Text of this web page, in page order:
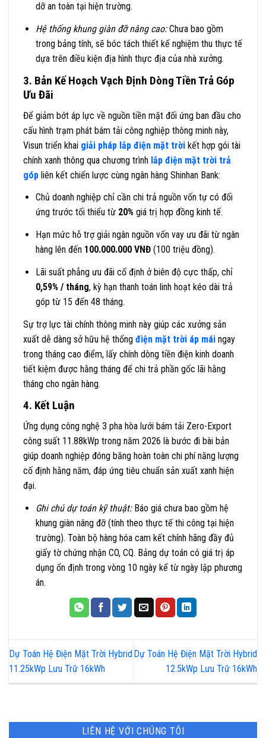
dỡ an toàn tại hiện trường.
Hệ thống khung giàn đỡ nâng cao:Chưa bao gồm
trong bảng tính, sẽ bóc tách thiết kế nghiệm thu thực tế
dựa trên điều kiện địa hình thực địa của nhà xưởng.
3. Bản Kế Hoạch Vạch Định Dòng Tiền Trả Góp
Ưu Đãi
Để giảm bớt áp lực về nguồn tiền mặt đối ứng ban đầu cho
cấu hình trạm phát bám tải công nghiệp thông minh này,
Visun triển khai giải pháp lắp điện mặt trời kết hợp gói tài
chính xanh thông qua chương trình lắp điện mặt trời trả
góp liên kết chiến lược cùng ngân hàng Shinhan Bank:
Chủ doanh nghiệp chỉ cần chi trả nguồn vốn tự có đối
ứng trước tối thiểu từ 20% giá trị hợp đồng kinh tế.
Hạn mức hỗ trợ giải ngân nguồn vốn vay ưu đãi từ ngân
hàng lên đến 100.000.000 VNĐ(100 triệu đồng).
Lãi suất phẳng ưu đãi cố định ở biên độ cực thấp, chỉ
0,59% / tháng, kỳ hạn thanh toán linh hoạt kéo dài trả
góp từ 15 đến 48 tháng.
Sự trợ lực tài chính thông minh này giúp các xưởng sản
xuất dễ dàng sở hữu hệ thống điện mặt trời áp mái ngay
trong tháng cao điểm, lấy chính dòng tiền điện kinh doanh
tiết kiệm được hằng tháng để chi trả phần gốc lãi hằng
tháng cho ngân hàng.
4. Kết Luận
Ứng dụng công nghệ 3 pha hòa lưới bám tải Zero-Export
công suất 11.88kWp trong năm 2026 là bước đi bài bản
giúp doanh nghiệp đóng băng hoàn toàn chi phí năng lượng
cố định hằng năm, đáp ứng tiêu chuẩn sản xuất xanh hiện
đại.
Ghi chú dự toán kỹ thuật:Báo giá chưa bao gồm hệ
khung giàn nâng đỡ (tính theo thực tế thi công tại hiện
trường). Toàn bộ hàng hóa cam kết chính hãng đầy đủ
giấy tờ chứng nhận CO, CQ. Bảng dự toán có giá trị áp
dụng ổn định trong vòng 10 ngày kể từ ngày lập phương
án.
Dự Toán Hệ Điện Mặt Trời Hybrid
11.25kWp Lưu Trữ 16kWh
Dự Toán Hệ Điện Mặt Trời Hybrid
12.5kWp Lưu Trữ 16kWh
LIÊN HỆ VỚI CHÚNG TÔI